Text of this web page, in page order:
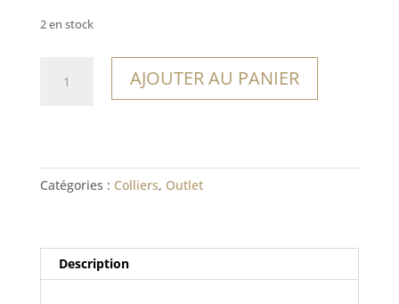
2 en stock
AJOUTER AU PANIER
Catégories : Colliers, Outlet
Description